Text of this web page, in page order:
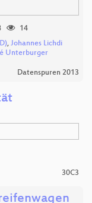
14
, Johannes Lichdi
Unterburger
Datenspuren 2013
30C3